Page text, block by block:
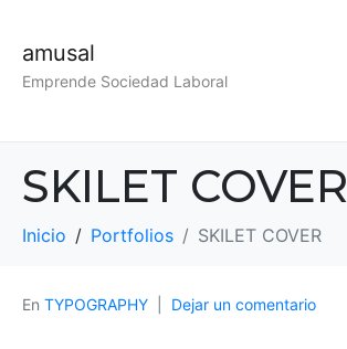
amusal
Emprende Sociedad Laboral
SKILET COVER
Inicio Portfolios SKILET COVER
En TYPOGRAPHY Dejar un comentario